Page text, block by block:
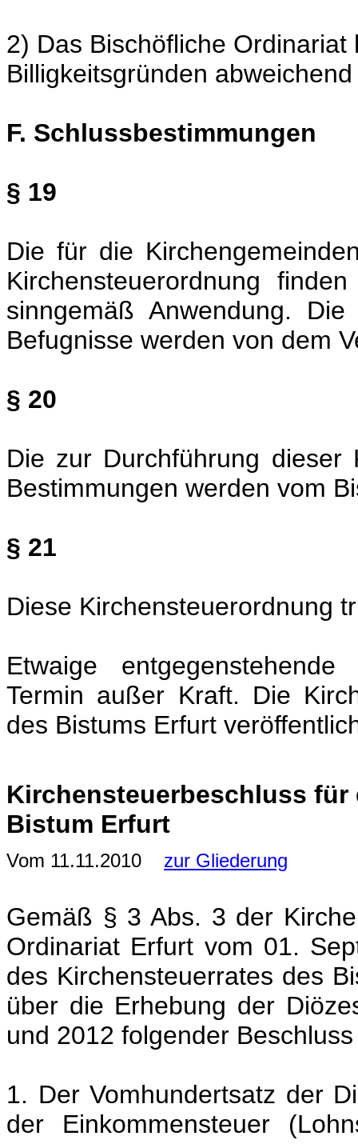
2) Das Bischöfliche
Billigkeitsgründen
F. Schlussbestimmungen
§ 19
Die für die
Kirchensteuerordnung
sinngemäß Anwendung.
Befugnisse werden von dem
§ 20
Die zur Durchführung dieser
Bestimmungen werden vom
§ 21
Diese Kirchensteuerordnung
Etwaige
Termin außer Kraft. Die
des Bistums Erfurt
Kirchensteuerbeschluss für
Bistum Erfurt
Vom 11.11.2010 zur Gliederung
Gemäß § 3 Abs. 3 der
Ordinariat Erfurt vom 01.
des Kirchensteuerrates des
über die Erhebung der
und 2012 folgender
1. Der Vomhundertsatz der
der Einkommensteuer